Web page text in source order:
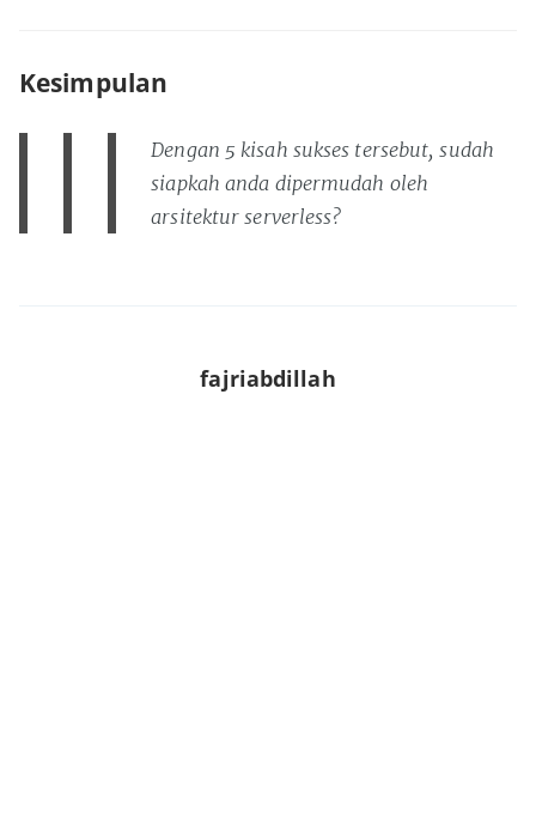
Kesimpulan
Dengan 5 kisah sukses tersebut, sudah
siapkah anda dipermudah oleh
arsitektur serverless?
fajriabdillah